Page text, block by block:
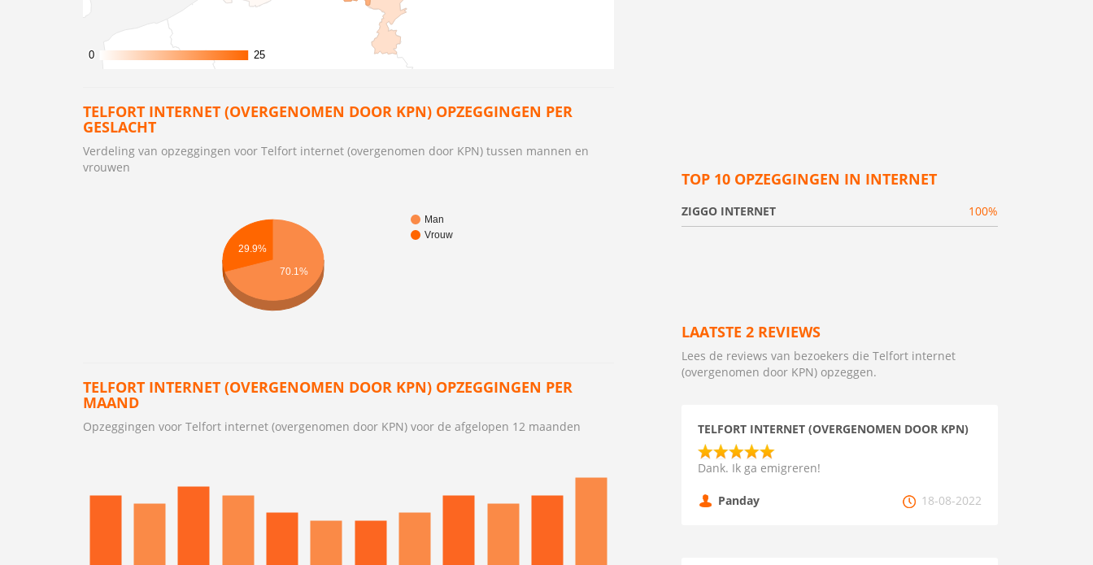
0
0 25
25
TELFORT INTERNET (OVERGENOMEN DOOR KPN) OPZEGGINGEN PER
GESLACHT
Verdeling van opzeggingen voor Telfort internet (overgenomen door KPN) tussen mannen en
vrouwen
Man
Vrouw
29.9%
70.1%
TELFORT INTERNET (OVERGENOMEN DOOR KPN) OPZEGGINGEN PER
MAAND
Opzeggingen voor Telfort internet (overgenomen door KPN) voor de afgelopen 12 maanden
TOP 10 OPZEGGINGEN IN INTERNET
ZIGGO INTERNET 100%
LAATSTE 2 REVIEWS
Lees de reviews van bezoekers die Telfort internet
(overgenomen door KPN) opzeggen.
TELFORT INTERNET (OVERGENOMEN DOOR KPN)
Dank. Ik ga emigreren!
Panday 18-08-2022